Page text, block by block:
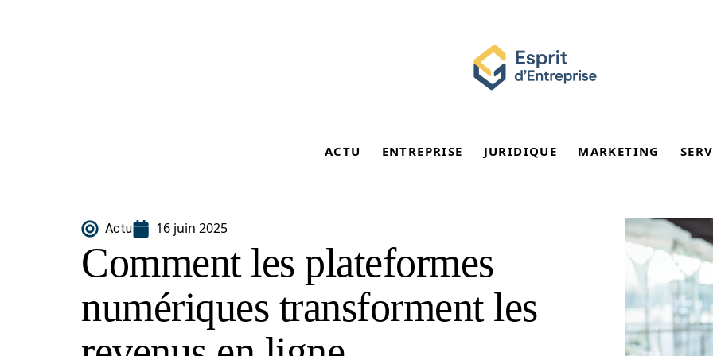
ACTU ENTREPRISE JURIDIQUE MARKETING
Actu 16 juin 2025
Comment les plateformes
numériques transforment les